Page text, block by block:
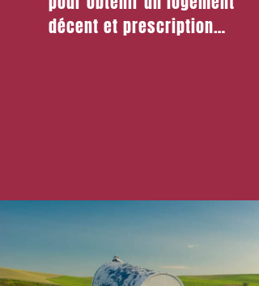
décent et prescription